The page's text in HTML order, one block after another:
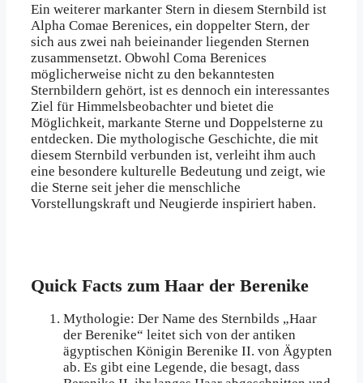
Ein weiterer markanter Stern in diesem Sternbild ist
Alpha Comae Berenices, ein doppelter Stern, der
sich aus zwei nah beieinander liegenden Sternen
zusammensetzt. Obwohl Coma Berenices
möglicherweise nicht zu den bekanntesten
Sternbildern gehört, ist es dennoch ein interessantes
Ziel für Himmelsbeobachter und bietet die
Möglichkeit, markante Sterne und Doppelsterne zu
entdecken. Die mythologische Geschichte, die mit
diesem Sternbild verbunden ist, verleiht ihm auch
eine besondere kulturelle Bedeutung und zeigt, wie
die Sterne seit jeher die menschliche
Vorstellungskraft und Neugierde inspiriert haben.
Quick Facts zum Haar der Berenike
Mythologie: Der Name des Sternbilds „Haar
der Berenike“ leitet sich von der antiken
ägyptischen Königin Berenike II. von Ägypten
ab. Es gibt eine Legende, die besagt, dass